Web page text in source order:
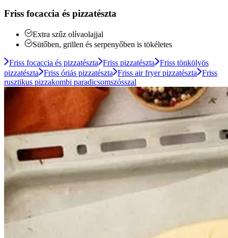
Friss focaccia és pizzatészta
Extra szűz olívaolajjal
Sütőben, grillen és serpenyőben is tökéletes
Friss focaccia és pizzatészta Friss pizzatészta Friss tönkölyös
pizzatészta
Friss óriás pizzatészta Friss air fryer pizzatészta Friss
rusztikus pizzakombi paradicsomszósszal